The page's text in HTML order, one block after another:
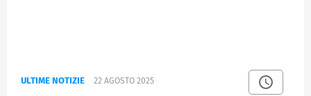
ULTIME NOTIZIE 22 AGOSTO 2025